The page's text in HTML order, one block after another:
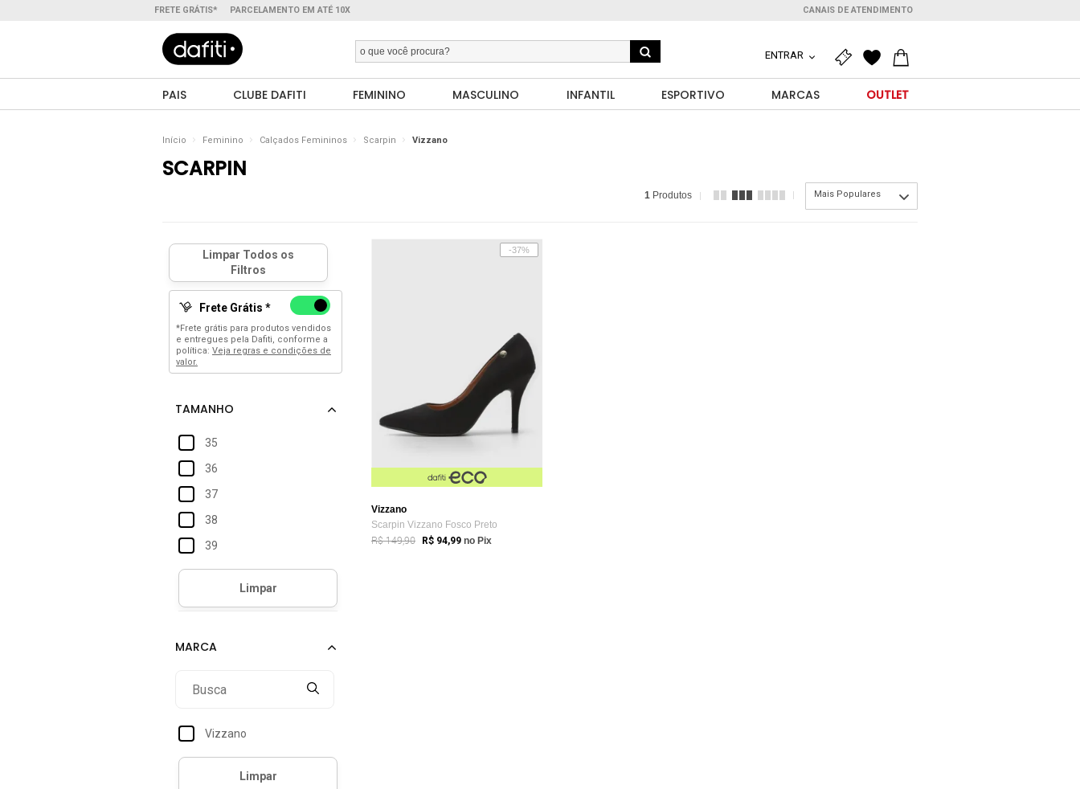
FRETE GRÁTIS* PARCELAMENTO EM ATÉ 10X CANAIS DE ATENDIMENTO
ENTRAR
PAIS CLUBE DAFITI FEMININO MASCULINO INFANTIL ESPORTIVO MARCAS OUTLET
Início Feminino Calçados Femininos Scarpin Vizzano
SCARPIN
1 Produtos Mais Populares
Frete Grátis *
*Frete grátis para produtos vendidos
e entregues pela Dafiti, conforme a
política: Veja regras e condições de
valor.
35
36
37
38
39
Vizzano
-37%
Vizzano
Scarpin Vizzano Fosco Preto
R$ 149,90 R$ 94,99 no Pix